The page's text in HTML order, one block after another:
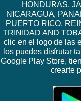
HONDURAS,
NICARAGUA,
PUERTO RICO,
TRINIDAD AND
clic en el logo de las
los puedes disfrutar
Google Play Store,
crearte